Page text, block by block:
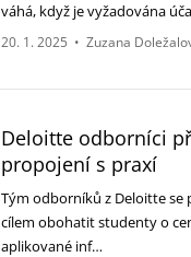
váhá, když je vyžadována
20. 1. 2025 • Zuzana
Deloitte odborníci
propojení s praxí
Tým odborníků z Deloitte se
cílem obohatit studenty o
aplikované inf…